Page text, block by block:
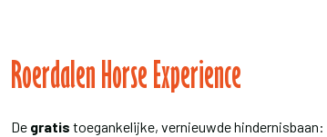
Roerdalen Horse Experience
De gratistoegankelijke, vernieuwde hindernisbaan: